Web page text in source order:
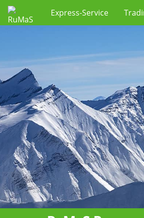
Express-Service